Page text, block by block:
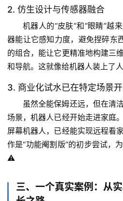
题
自
然
万
物
人
体
奥
秘
历
史
2. 仿生设计与传感器融合
机器人的“皮肤”和“眼睛”越
器能让它感知力度，避免捏碎东
的组合，能让它更精准地构建三
和导航。这就像给机器人装上了
3. 商业化试水已在特定场景
虽然全能保姆还远，但在清
场景，机器人已经开始走进家庭
屏幕机器人，已经能实现远程看
作是“功能阉割版”的初步尝试，
⚠️
三、一个真实案例：从